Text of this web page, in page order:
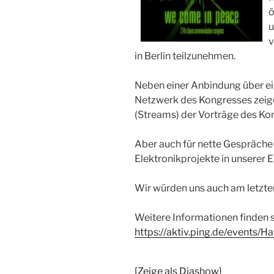
in Berlin teilzunehmen.
Neben einer Anbindung über
Netzwerk des Kongresses
(Streams) der Vorträge des
Aber auch für nette
Elektronikprojekte in unserer
Wir würden uns auch am
Weitere Informationen finden
https://aktiv.ping.de/events/
[Zeige als Diashow]